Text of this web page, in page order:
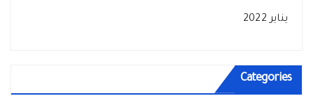
يناير 2022
Categories